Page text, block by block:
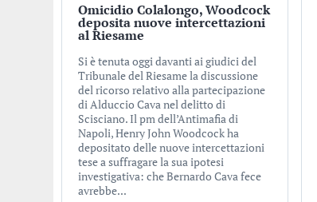
Omicidio Colalongo, Woodcock
deposita nuove intercettazioni
al Riesame
Si è tenuta oggi davanti ai giudici del
Tribunale del Riesame la discussione
del ricorso relativo alla partecipazione
di Alduccio Cava nel delitto di
Scisciano. Il pm dell’Antimafia di
Napoli, Henry John Woodcock ha
depositato delle nuove intercettazioni
tese a suffragare la sua ipotesi
investigativa: che Bernardo Cava fece
avrebbe...